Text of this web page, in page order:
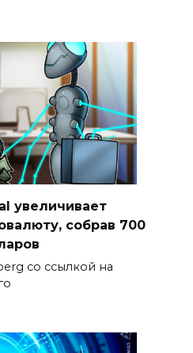
увеличивает
собрав 700
со ссылкой на